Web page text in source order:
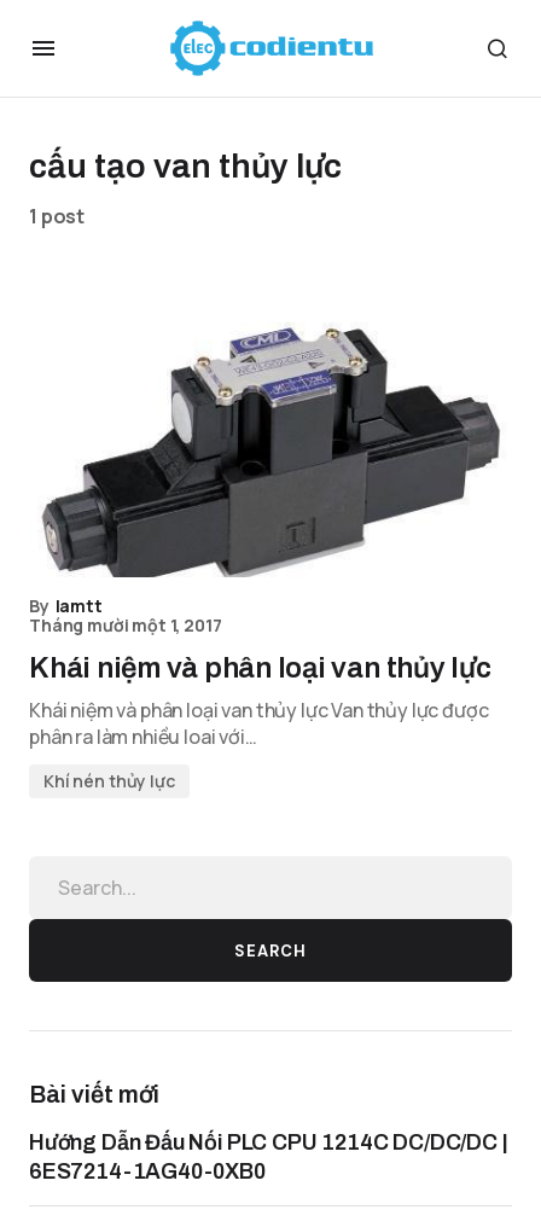
cấu tạo van thủy lực
1 post
By lamtt
Tháng mười một 1, 2017
Khái niệm và phân loại van thủy lực
Khái niệm và phân loại van thủy lực Van thủy lực được
phân ra làm nhiều loai với…
Khí nén thủy lực
SEARCH
Bài viết mới
Hướng Dẫn Đấu Nối PLC CPU 1214C DC/DC/DC |
6ES7214-1AG40-0XB0